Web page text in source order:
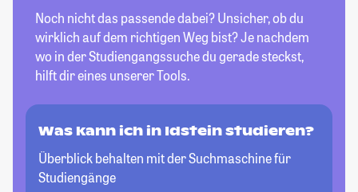
Noch nicht das passende dabei? Unsicher, ob du
wirklich auf dem richtigen Weg bist? Je nachdem
wo in der Studiengangssuche du gerade steckst,
hilft dir eines unserer Tools.
Was kann ich in Idstein studieren?
Überblick behalten mit der Suchmaschine für
Studiengänge